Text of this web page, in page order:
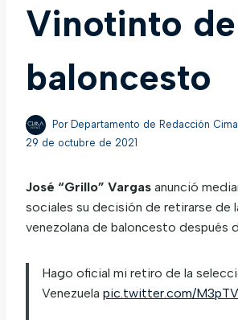
Vinotinto
baloncesto
Por Departamento de Redacción
29 de octubre de 2021
José “Grillo” Vargas anunció
sociales su decisión de retirarse de
venezolana de baloncesto después
Hago oficial mi retiro de la
Venezuela pic.twitter.com/